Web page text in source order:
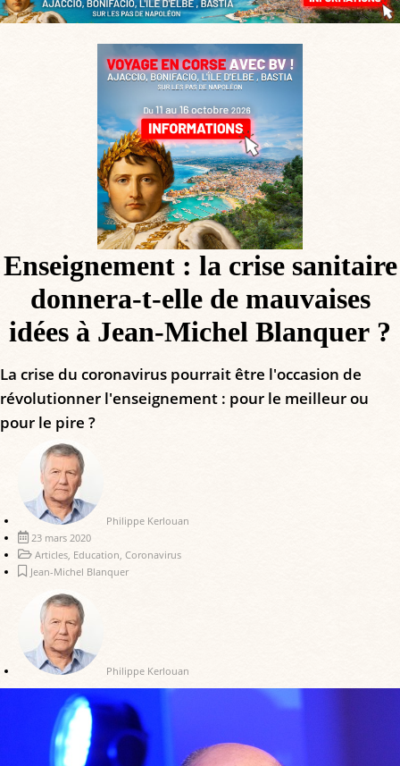
Enseignement : la crise sanitaire
donnera-t-elle de mauvaises
idées à Jean-Michel Blanquer ?
La crise du coronavirus pourrait être l'occasion de
révolutionner l'enseignement : pour le meilleur ou
pour le pire ?
Philippe Kerlouan
23 mars 2020
Articles, Education, Coronavirus
Jean-Michel Blanquer
Philippe Kerlouan